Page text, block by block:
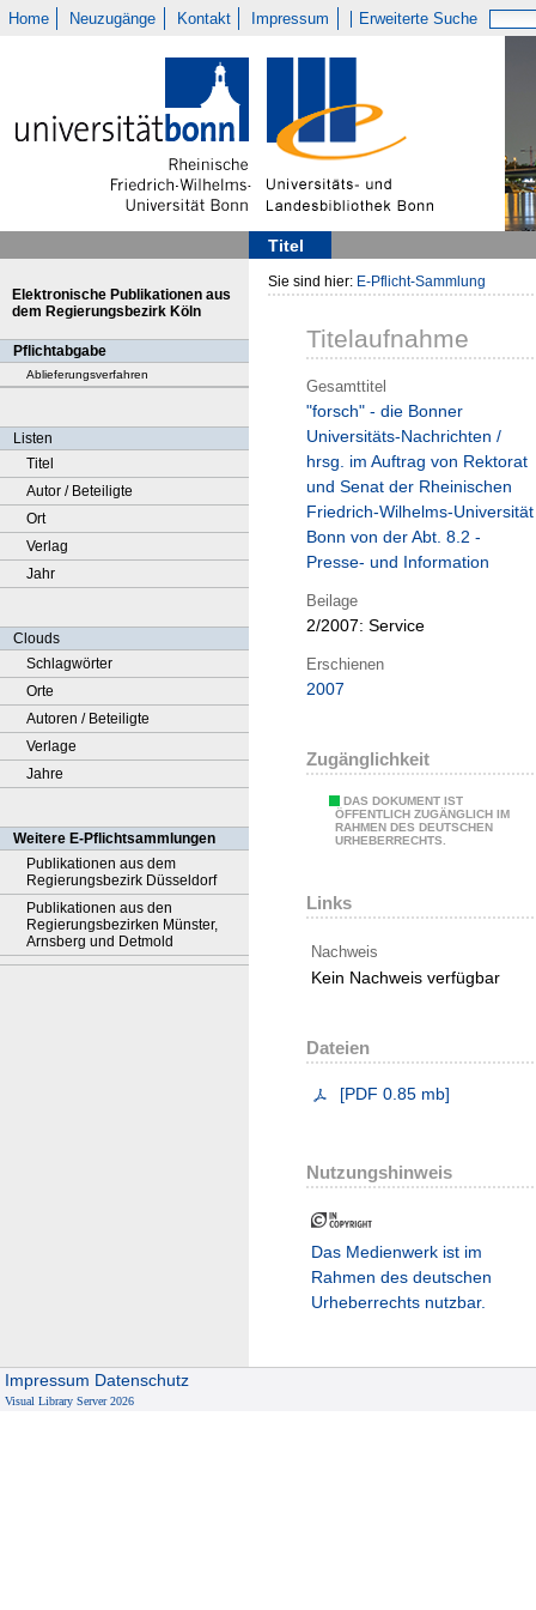
Home Neuzugänge Kontakt Impressum Erweiterte Suche
Titel
Elektronische Publikationen aus
dem Regierungsbezirk Köln
Pflichtabgabe
Ablieferungsverfahren
Listen
Titel
Autor / Beteiligte
Ort
Verlag
Jahr
Clouds
Schlagwörter
Orte
Autoren / Beteiligte
Verlage
Jahre
Weitere E-Pflichtsammlungen
Publikationen aus dem
Regierungsbezirk Düsseldorf
Publikationen aus den
Regierungsbezirken Münster,
Arnsberg und Detmold
Sie sind hier: E-Pflicht-Sammlung
Titelaufnahme
Gesamttitel
"forsch" - die Bonner
Universitäts-Nachrichten /
hrsg. im Auftrag von Rektorat
und Senat der Rheinischen
Friedrich-Wilhelms-Universität
Bonn von der Abt. 8.2 -
Presse- und Information
Beilage
2/2007: Service
Erschienen
2007
Zugänglichkeit
DAS DOKUMENT IST
ÖFFENTLICH ZUGÄNGLICH IM
RAHMEN DES DEUTSCHEN
URHEBERRECHTS.
Links
Nachweis
Kein Nachweis verfügbar
Dateien
[PDF 0.85 mb]
Nutzungshinweis
Das Medienwerk ist im
Rahmen des deutschen
Urheberrechts nutzbar.
Impressum Datenschutz
Visual Library Server 2026